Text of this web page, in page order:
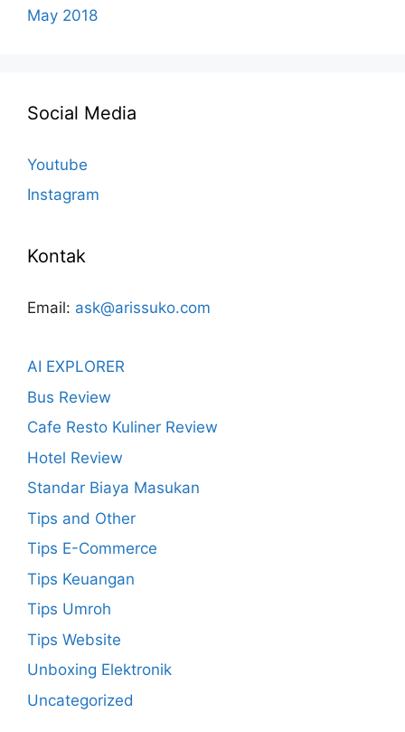
May 2018
Social Media
Youtube
Instagram
Kontak
Email: ask@arissuko.com
AI EXPLORER
Bus Review
Cafe Resto Kuliner Review
Hotel Review
Standar Biaya Masukan
Tips and Other
Tips E-Commerce
Tips Keuangan
Tips Umroh
Tips Website
Unboxing Elektronik
Uncategorized